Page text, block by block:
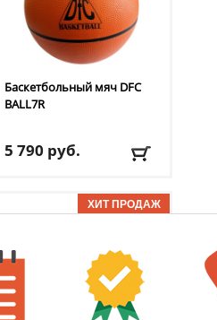
Баскетбольный мяч DFC
BALL7R
5 790 руб.
оранжевый
Доставка:
795 руб., 2-3
дня